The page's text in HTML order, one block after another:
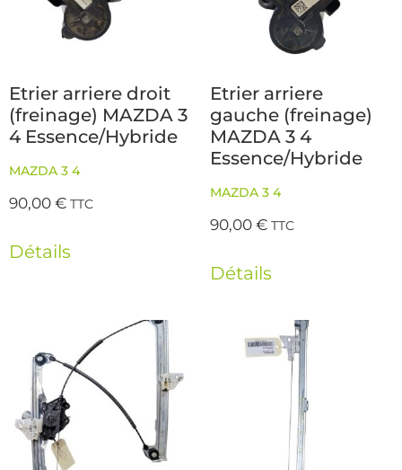
Etrier arriere droit
(freinage) MAZDA 3
4 Essence/Hybride
MAZDA 3 4
90,00€ TTC
Détails
Etrier arriere
gauche (freinage)
MAZDA 3 4
Essence/Hybride
MAZDA 3 4
90,00€ TTC
Détails